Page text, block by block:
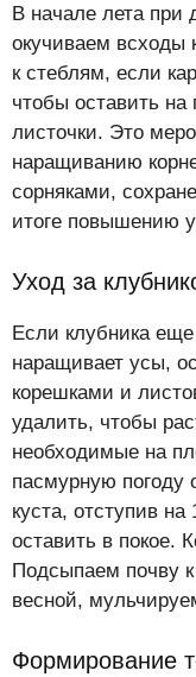
В начале лета при
окучиваем
к стеблям, если
чтобы оставить
листочки. Это
наращиванию
сорняками,
итоге повышению
Уход за
Если клубника
наращивает усы,
корешками и
удалить, чтобы
необходимые на
пасмурную погоду
куста, отступив
оставить в покое.
Подсыпаем почву
весной,
Формирование